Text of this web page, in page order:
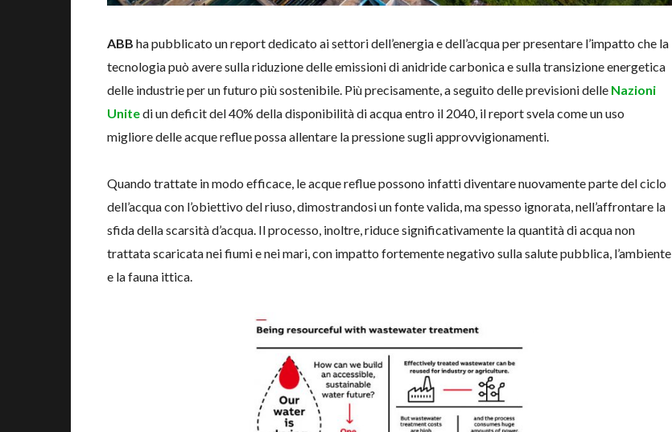
ABB ha pubblicato un report dedicato ai settori dell’energia e dell’acqua per presentare l’impatto che la
tecnologia può avere sulla riduzione delle emissioni di anidride carbonica e sulla transizione energetica
delle industrie per un futuro più sostenibile. Più precisamente, a seguito delle previsioni delle Nazioni
Unitedi un deficit del 40% della disponibilità di acqua entro il 2040, il report svela come un uso
migliore delle acque reflue possa allentare la pressione sugli approvvigionamenti.
Quando trattate in modo efficace, le acque reflue possono infatti diventare nuovamente parte del ciclo
dell’acqua con l’obiettivo del riuso, dimostrandosi un fonte valida, ma spesso ignorata, nell’affrontare la
sfida della scarsità d’acqua. Il processo, inoltre, riduce significativamente la quantità di acqua non
trattata scaricata nei fiumi e nei mari, con impatto fortemente negativo sulla salute pubblica, l’ambiente
e la fauna ittica.